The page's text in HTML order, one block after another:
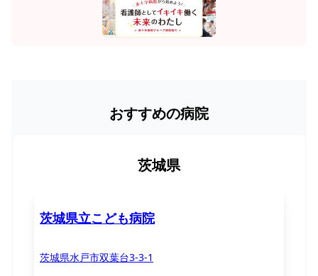
おすすめの病院
茨城県
茨城県立こども病院
茨城県水戸市双葉台3-3-1